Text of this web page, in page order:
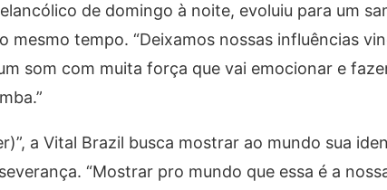
de domingo à noite, evoluiu para um
tempo. “Deixamos nossas influências
som com muita força que vai emocionar e
a Vital Brazil busca mostrar ao mundo sua
“Mostrar pro mundo que essa é a